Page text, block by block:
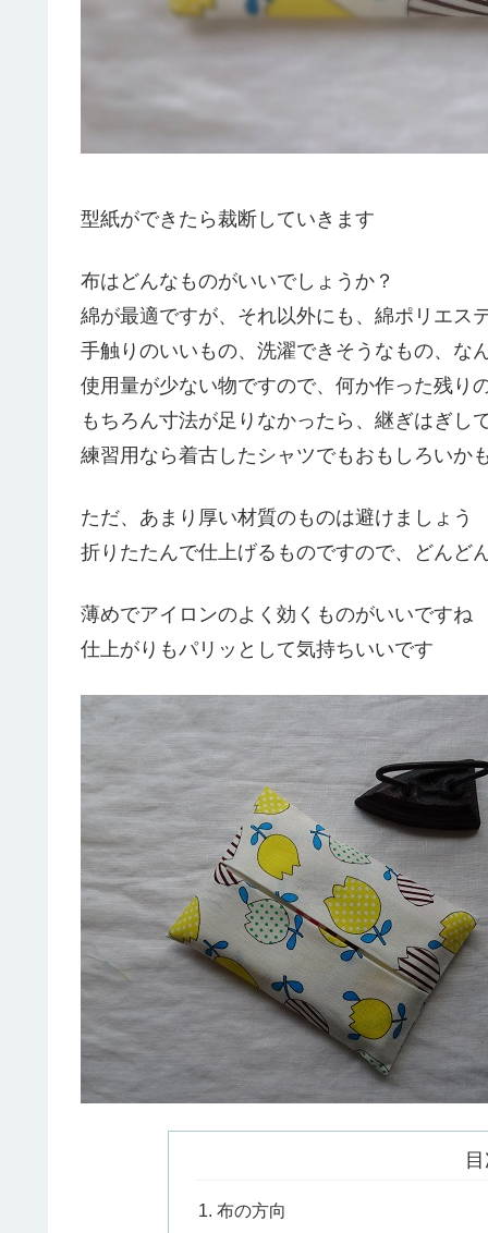
型紙ができたら裁断していきます
布はどんなものがいいでしょうか？
綿が最適ですが、それ以外にも、綿ポリエス
手触りのいいもの、洗濯できそうなもの、な
使用量が少ない物ですので、何か作った残り
もちろん寸法が足りなかったら、継ぎはぎし
練習用なら着古したシャツでもおもしろいか
ただ、あまり厚い材質のものは避けましょう
折りたたんで仕上げるものですので、どんど
薄めでアイロンのよく効くものがいいですね
仕上がりもパリッとして気持ちいいです
布の方向